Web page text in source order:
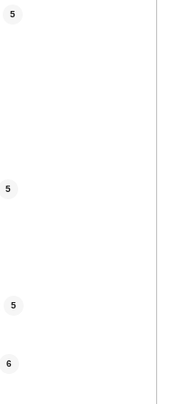
5
5
5
6